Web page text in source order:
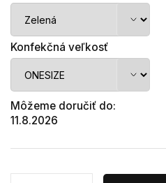
Konfekčná veľkosť
Môžeme doručiť do:
11.8.2026